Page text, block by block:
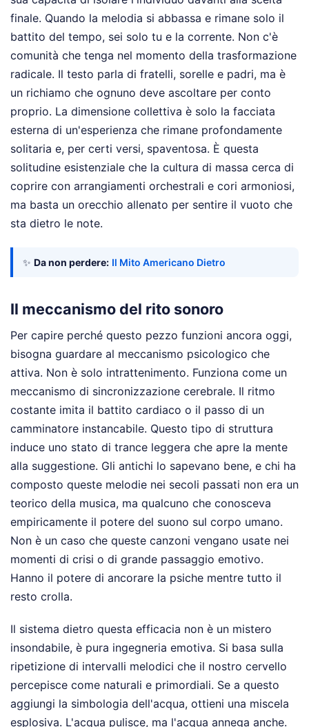
finale. Quando la melodia si abbassa e rimane solo il
battito del tempo, sei solo tu e la corrente. Non c'è
comunità che tenga nel momento della trasformazione
radicale. Il testo parla di fratelli, sorelle e padri, ma è
un richiamo che ognuno deve ascoltare per conto
proprio. La dimensione collettiva è solo la facciata
esterna di un'esperienza che rimane profondamente
solitaria e, per certi versi, spaventosa. È questa
solitudine esistenziale che la cultura di massa cerca di
coprire con arrangiamenti orchestrali e cori armoniosi,
ma basta un orecchio allenato per sentire il vuoto che
sta dietro le note.
✨ Da non perdere: Il Mito Americano Dietro
Il meccanismo del rito sonoro
Per capire perché questo pezzo funzioni ancora oggi,
bisogna guardare al meccanismo psicologico che
attiva. Non è solo intrattenimento. Funziona come un
meccanismo di sincronizzazione cerebrale. Il ritmo
costante imita il battito cardiaco o il passo di un
camminatore instancabile. Questo tipo di struttura
induce uno stato di trance leggera che apre la mente
alla suggestione. Gli antichi lo sapevano bene, e chi ha
composto queste melodie nei secoli passati non era un
teorico della musica, ma qualcuno che conosceva
empiricamente il potere del suono sul corpo umano.
Non è un caso che queste canzoni vengano usate nei
momenti di crisi o di grande passaggio emotivo.
Hanno il potere di ancorare la psiche mentre tutto il
resto crolla.
Il sistema dietro questa efficacia non è un mistero
insondabile, è pura ingegneria emotiva. Si basa sulla
ripetizione di intervalli melodici che il nostro cervello
percepisce come naturali e primordiali. Se a questo
aggiungi la simbologia dell'acqua, ottieni una miscela
esplosiva. L'acqua pulisce, ma l'acqua annega anche.